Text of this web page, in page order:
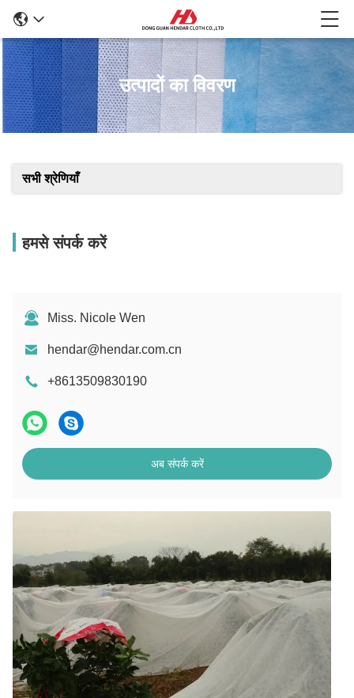
उत्पादों का विवरण
सभी श्रेणियाँ
हमसे संपर्क करें
Miss. Nicole Wen
hendar@hendar.com.cn
+8613509830190
अब संपर्क करें